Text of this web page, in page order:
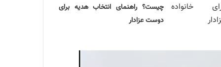
چیست؟ راهنمای انتخاب هدیه برای
دوست عزادار